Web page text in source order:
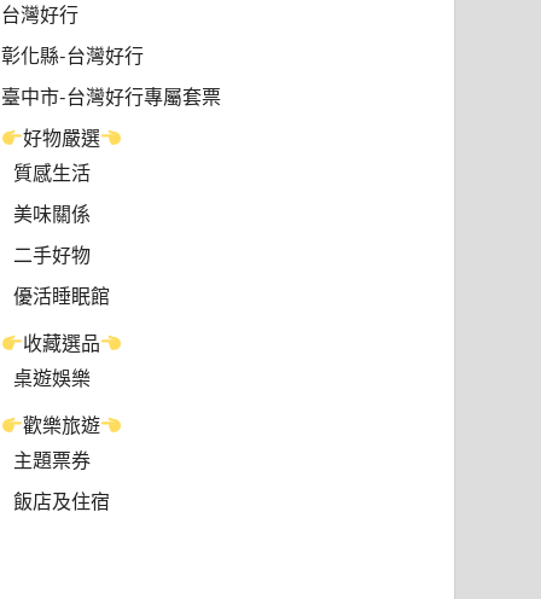
台灣好行
彰化縣-台灣好行
臺中市-台灣好行專屬套票
好物嚴選
質感生活
美味關係
二手好物
優活睡眠館
收藏選品
桌遊娛樂
歡樂旅遊
主題票券
飯店及住宿